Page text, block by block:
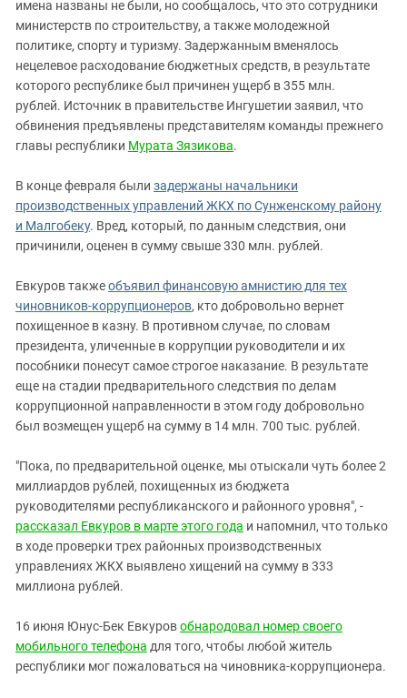
имена названы не были, но сообщалось, что это сотрудники
министерств по строительству, а также молодежной
политике, спорту и туризму. Задержанным вменялось
нецелевое расходование бюджетных средств, в результате
которого республике был причинен ущерб в 355 млн.
рублей. Источник в правительстве Ингушетии заявил, что
обвинения предъявлены представителям команды прежнего
главы республики Мурата Зязикова.
В конце февраля были задержаны начальники
производственных управлений ЖКХ по Сунженскому району
и Малгобеку. Вред, который, по данным следствия, они
причинили, оценен в сумму свыше 330 млн. рублей.
Евкуров такжеобъявил финансовую амнистию для тех
чиновников-коррупционеров, кто добровольно вернет
похищенное в казну. В противном случае, по словам
президента, уличенные в коррупции руководители и их
пособники понесут самое строгое наказание. В результате
еще на стадии предварительного следствия по делам
коррупционной направленности в этом году добровольно
был возмещен ущерб на сумму в 14 млн. 700 тыс. рублей.
"Пока, по предварительной оценке, мы отыскали чуть более 2
миллиардов рублей, похищенных из бюджета
руководителями республиканского и районного уровня", -
рассказал Евкуров в марте этого года и напомнил, что только
в ходе проверки трех районных производственных
управлениях ЖКХ выявлено хищений на сумму в 333
миллиона рублей.
16 июня Юнус-Бек Евкуровобнародовал номер своего
мобильного телефона для того, чтобы любой житель
республики мог пожаловаться на чиновника-коррупционера.